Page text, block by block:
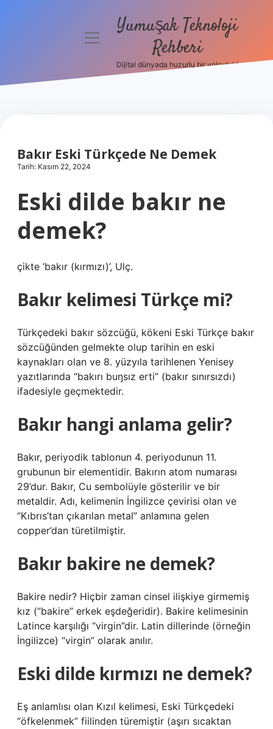
menüyüYumuşak Teknoloji
Rehberi
Dijital dünyada huzurlu bir yolculuk!
Bakır Eski Türkçede Ne Demek
Tarih: Kasım 22, 2024
Eski dilde bakır ne
demek?
çikte ‘bakır (kırmızı)’, Ulç.
Bakır kelimesi Türkçe mi?
Türkçedeki bakır sözcüğü, kökeni Eski Türkçe bakır
sözcüğünden gelmekte olup tarihin en eski
kaynakları olan ve 8. yüzyıla tarihlenen Yenisey
yazıtlarında “bakırı buŋsız erti” (bakır sınırsızdı)
ifadesiyle geçmektedir.
Bakır hangi anlama gelir?
Bakır, periyodik tablonun 4. periyodunun 11.
grubunun bir elementidir. Bakırın atom numarası
29’dur. Bakır, Cu sembolüyle gösterilir ve bir
metaldir. Adı, kelimenin İngilizce çevirisi olan ve
“Kıbrıs’tan çıkarılan metal” anlamına gelen
copper’dan türetilmiştir.
Bakır bakire ne demek?
Bakire nedir? Hiçbir zaman cinsel ilişkiye girmemiş
kız (“bakire” erkek eşdeğeridir). Bakire kelimesinin
Latince karşılığı “virgin”dir. Latin dillerinde (örneğin
İngilizce) “virgin” olarak anılır.
Eski dilde kırmızı ne demek?
Eş anlamlısı olan Kızıl kelimesi, Eski Türkçedeki
“öfkelenmek” fiilinden türemiştir (aşırı sıcaktan